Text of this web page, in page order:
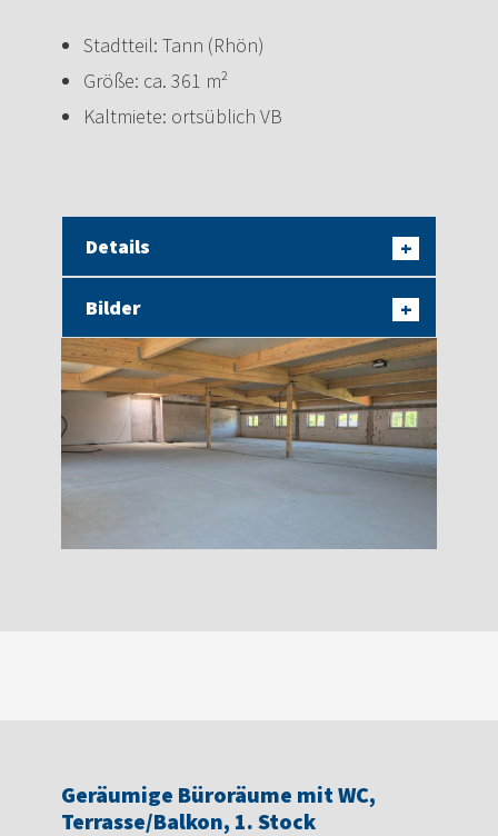
Stadtteil: Tann (Rhön)
Größe: ca. 361 m²
Kaltmiete: ortsüblich VB
Details +
Bilder +
Geräumige Büroräume mit WC,
Terrasse/Balkon, 1. Stock